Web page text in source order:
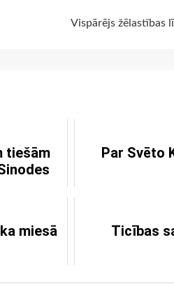
Vispārējs žēlastības
tiešām
Par Svēto
miesā Ticības